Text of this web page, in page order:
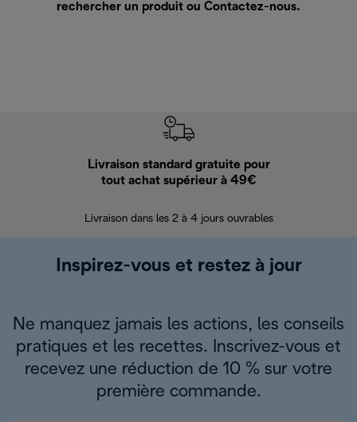
rechercher un produit ou Contactez-nous.
Livraison standard gratuite pour
tout achat supérieur à 49€
Livraison dans les 2 à 4 jours ouvrables
Inspirez-vous et restez à jour
Ne manquez jamais les actions, les conseils
pratiques et les recettes. Inscrivez-vous et
recevez une réduction de 10 % sur votre
première commande.